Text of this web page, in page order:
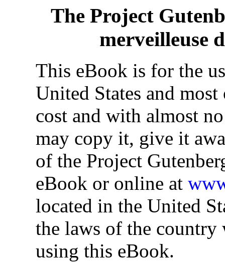
The Project
merveilleuse
This eBook is for the
United States and
cost and with almost
may copy it, give it
of the Project
eBook or online at
located in the United
the laws of the country
using this eBook.